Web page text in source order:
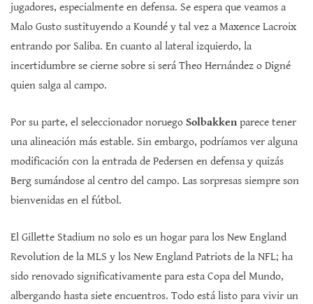
jugadores, especialmente en defensa. Se espera que veamos a
Malo Gusto sustituyendo a Koundé y tal vez a Maxence Lacroix
entrando por Saliba. En cuanto al lateral izquierdo, la
incertidumbre se cierne sobre si será Theo Hernández o Digné
quien salga al campo.
Por su parte, el seleccionador noruego Solbakken parece tener
una alineación más estable. Sin embargo, podríamos ver alguna
modificación con la entrada de Pedersen en defensa y quizás
Berg sumándose al centro del campo. Las sorpresas siempre son
bienvenidas en el fútbol.
El Gillette Stadium no solo es un hogar para los New England
Revolution de la MLS y los New England Patriots de la NFL; ha
sido renovado significativamente para esta Copa del Mundo,
albergando hasta siete encuentros. Todo está listo para vivir un